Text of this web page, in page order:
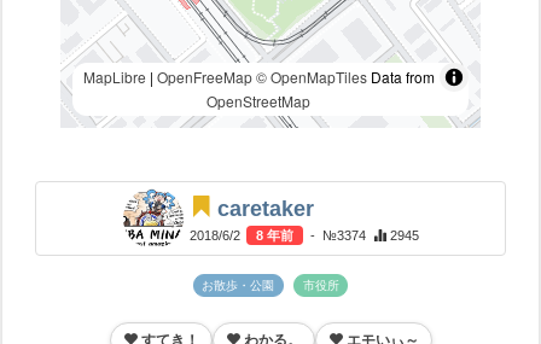
MapLibre | OpenFreeMap © OpenMapTilesData from
OpenStreetMap
caretaker
2018/6/2 8 年前 - №3374 2945
お散歩・公園 市役所
すてき！ わかる。 エモいぃ～